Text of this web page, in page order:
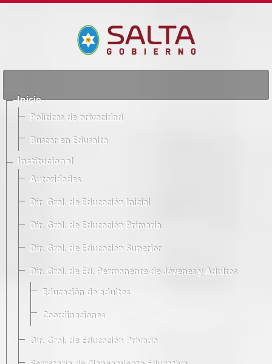
Inicio
Políticas de privacidad
Buscar en Edusalta
Institucional
Autoridades
Dir. Gral. de Educación Inicial
Dir. Gral. de Educación Primaria
Dir. Gral. de Educación Superior
Dir. Gral. de Ed. Permanente de Jóvenes y Adultos
Educación de adultos
Coordinaciones
Dir. Gral. de Educación Privada